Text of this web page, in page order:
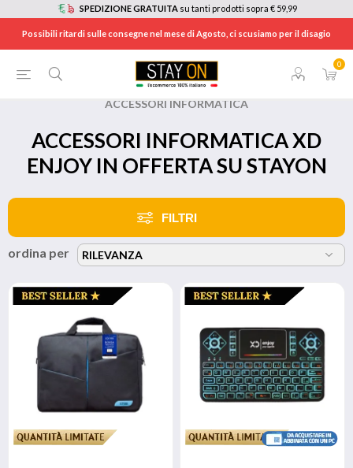
SPEDIZIONE GRATUITA su tanti prodotti sopra € 59,99
Possibili ritardi sulle consegne nel mese di Agosto, ci scusiamo per il disagio
0
BRANDS / XD ENJOY
ACCESSORI INFORMATICA
ACCESSORI INFORMATICA XD
ENJOY IN OFFERTA SU STAYON
FILTRI
ordina per